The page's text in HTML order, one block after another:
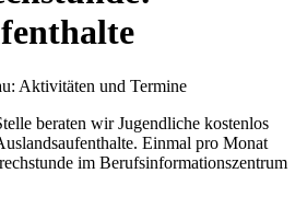
Aktivitäten und Termine
beraten wir Jugendliche kostenlos
Einmal pro Monat
im Berufsinformationszentrum